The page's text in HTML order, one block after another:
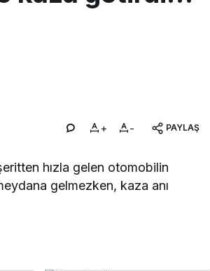
+ - PAYLAŞ
hızla gelen otomobilin
gelmezken, kaza anı